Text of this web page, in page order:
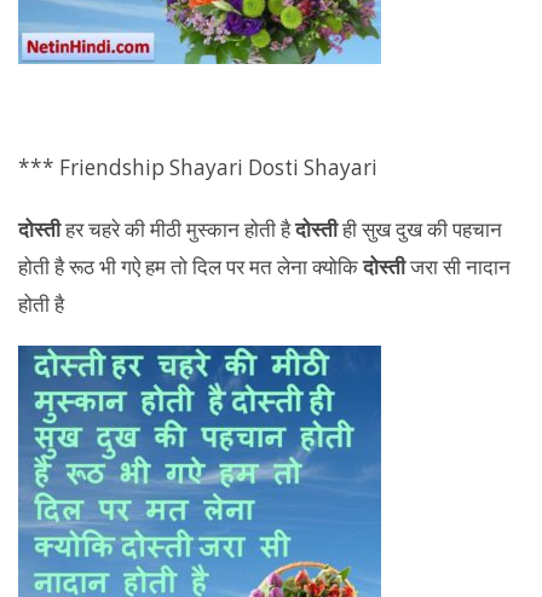
*** Friendship Shayari Dosti Shayari
दोस्तीहर चहरे की मीठी मुस्कान होती हैदोस्तीही सुख दुख की पहचान
होती है रूठ भी गऐ हम तो दिल पर मत लेना क्योकिदोस्तीजरा सी नादान
होती है